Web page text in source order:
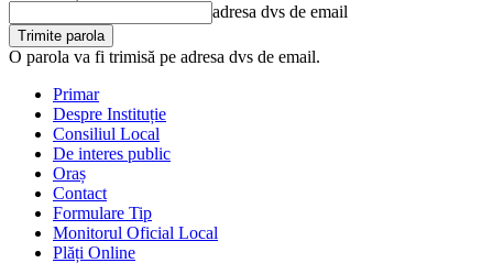
adresa dvs de email
O parola va fi trimisă pe adresa dvs de email.
Primar
Despre Instituție
Consiliul Local
De interes public
Oraș
Contact
Formulare Tip
Monitorul Oficial Local
Plăți Online